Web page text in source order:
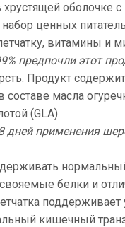
оболочке
ценных
витамины и
предпочли этот
Продукт
масла
(GLA).
дней применения
белки и
поддерживает
кишечный